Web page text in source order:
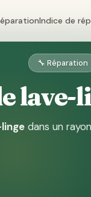
Indice de
🔧 Réparation
dans un